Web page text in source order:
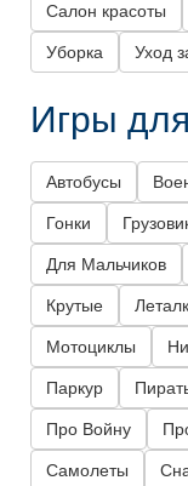
Салон красоты
Уборка Уход
Игры
Автобусы
Гонки
Для Мальчиков
Крутые
Мотоциклы
Паркур
Про Войну
Самолеты